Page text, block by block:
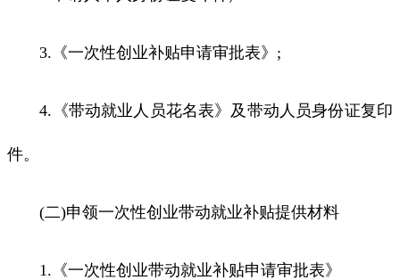
3.《一次性创业补贴申请审批表》;
4.《带动就业人员花名表》及带动人员身份证复印
件。
(二)申领一次性创业带动就业补贴提供材料
1.《一次性创业带动就业补贴申请审批表》